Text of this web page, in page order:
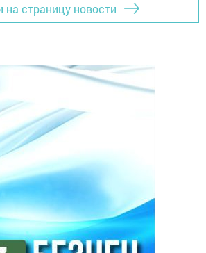
на страницу новости